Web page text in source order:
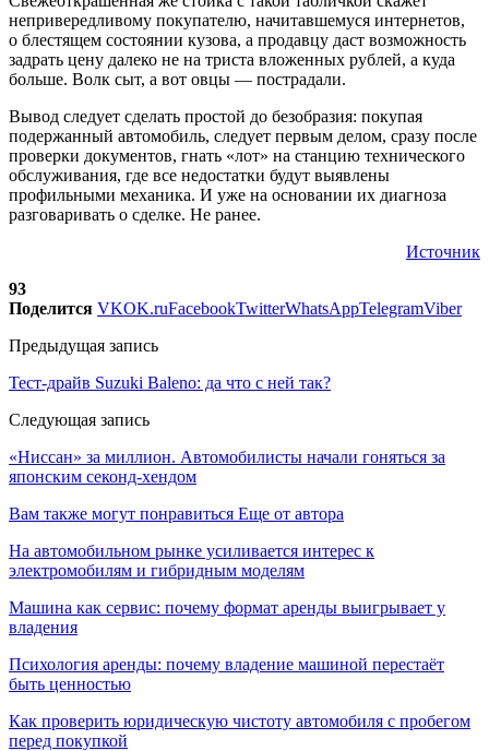
непривередливому покупателю, начитавшемуся интернетов,
о блестящем состоянии кузова, а продавцу даст возможность
задрать цену далеко не на триста вложенных рублей, а куда
больше. Волк сыт, а вот овцы — пострадали.
Вывод следует сделать простой до безобразия: покупая
подержанный автомобиль, следует первым делом, сразу после
проверки документов, гнать «лот» на станцию технического
обслуживания, где все недостатки будут выявлены
профильными механика. И уже на основании их диагноза
разговаривать о сделке. Не ранее.
Источник
93
Поделится VKOK.ruFacebookTwitterWhatsAppTelegramViber
Предыдущая запись
Тест-драйв Suzuki Baleno: да что с ней так?
Следующая запись
«Ниссан» за миллион. Автомобилисты начали гоняться за
японским секонд-хендом
Вам также могут понравиться Еще от автора
На автомобильном рынке усиливается интерес к
электромобилям и гибридным моделям
Машина как сервис: почему формат аренды выигрывает у
владения
Психология аренды: почему владение машиной перестаёт
быть ценностью
Как проверить юридическую чистоту автомобиля с пробегом
перед покупкой